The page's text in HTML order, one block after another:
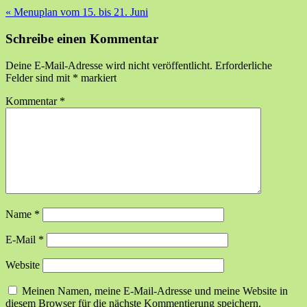
« Menuplan vom 15. bis 21. Juni
Schreibe einen Kommentar
Deine E-Mail-Adresse wird nicht veröffentlicht. Erforderliche
Felder sind mit * markiert
Kommentar *
Name *
E-Mail *
Website
Meinen Namen, meine E-Mail-Adresse und meine Website in
diesem Browser für die nächste Kommentierung speichern.